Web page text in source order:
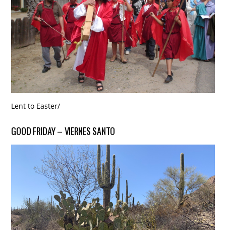
Lent to Easter/
GOOD FRIDAY – VIERNES SANTO